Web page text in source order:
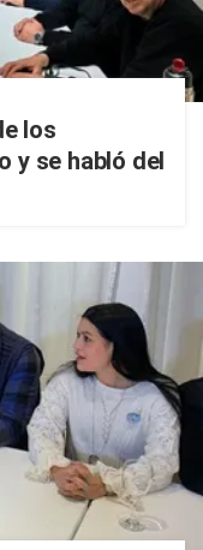
los
y se habló del